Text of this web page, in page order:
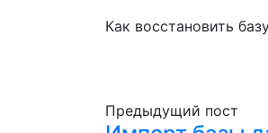
Как восстановить
Предыдущий пост